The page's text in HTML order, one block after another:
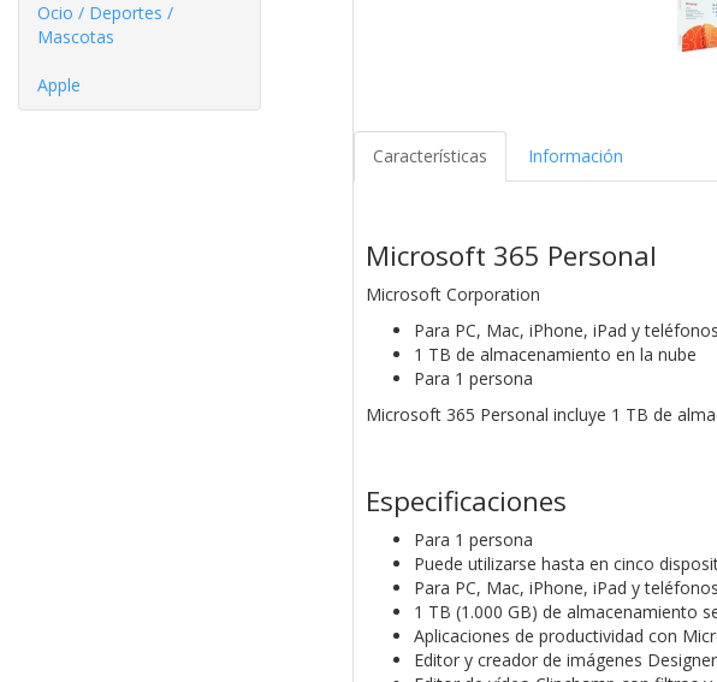
Ocio / Deportes /
Mascotas
Apple
Características Información
Microsoft 365 Personal
Microsoft Corporation
Para PC, Mac, iPhone, iPad y
1 TB de almacenamiento en la nube
Para 1 persona
Microsoft 365 Personal incluye 1 TB de
Especificaciones
Para 1 persona
Puede utilizarse hasta en cinco
Para PC, Mac, iPhone, iPad y
1 TB (1.000 GB) de almacenamiento
Aplicaciones de productividad con
Editor y creador de imágenes